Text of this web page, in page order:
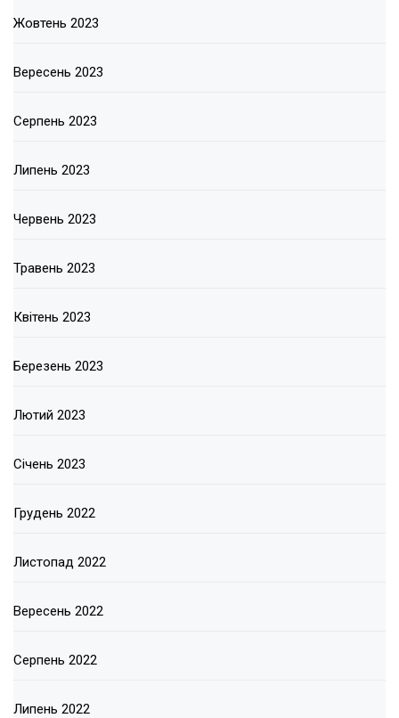
Жовтень 2023
Вересень 2023
Серпень 2023
Липень 2023
Червень 2023
Травень 2023
Квітень 2023
Березень 2023
Лютий 2023
Січень 2023
Грудень 2022
Листопад 2022
Вересень 2022
Серпень 2022
Липень 2022